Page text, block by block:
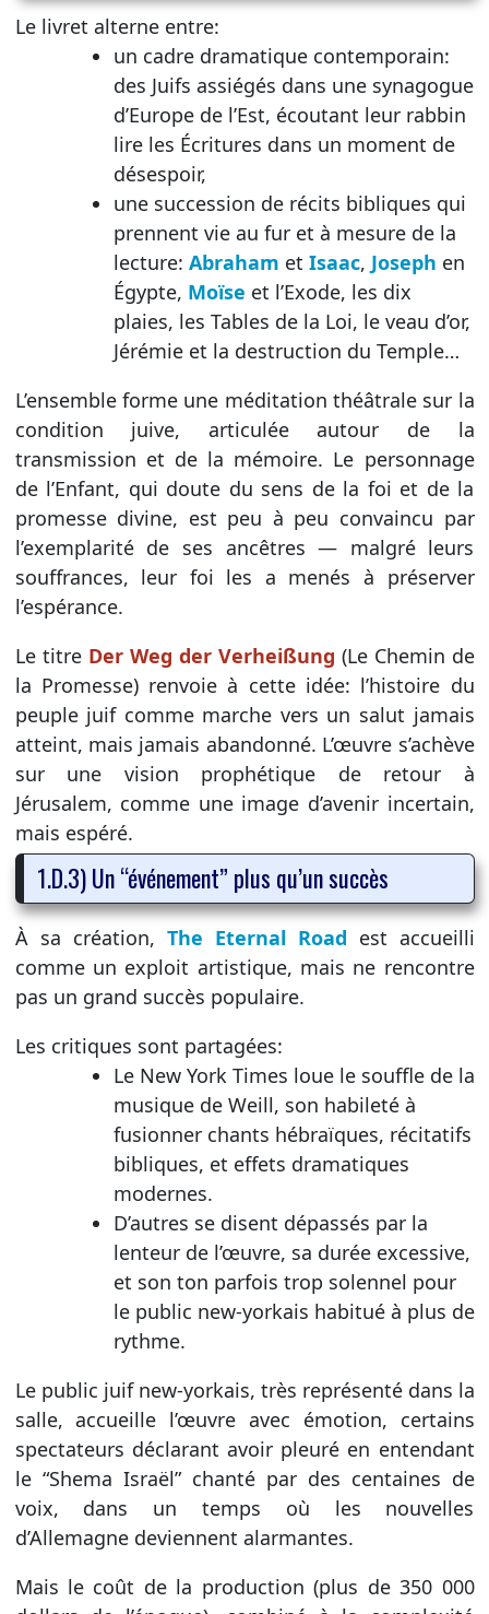
Le livret alterne entre:
un cadre dramatique contemporain:
des Juifs assiégés dans une synagogue
d’Europe de l’Est, écoutant leur rabbin
lire les Écritures dans un moment de
désespoir,
une succession de récits bibliques qui
prennent vie au fur et à mesure de la
lecture: Abraham et Isaac, Joseph en
Égypte, Moïse et l’Exode, les dix
plaies, les Tables de la Loi, le veau d’or,
Jérémie et la destruction du Temple…
L’ensemble forme une méditation théâtrale sur la
condition juive, articulée autour de la
transmission et de la mémoire. Le personnage
de l’Enfant, qui doute du sens de la foi et de la
promesse divine, est peu à peu convaincu par
l’exemplarité de ses ancêtres — malgré leurs
souffrances, leur foi les a menés à préserver
l’espérance.
Le titre Der Weg der Verheißung (Le Chemin de
la Promesse) renvoie à cette idée: l’histoire du
peuple juif comme marche vers un salut jamais
atteint, mais jamais abandonné. L’œuvre s’achève
sur une vision prophétique de retour à
Jérusalem, comme une image d’avenir incertain,
mais espéré.
1.D.3) Un “événement” plus qu’un succès
À sa création, The Eternal Road est accueilli
comme un exploit artistique, mais ne rencontre
pas un grand succès populaire.
Les critiques sont partagées:
Le New York Times loue le souffle de la
musique de Weill, son habileté à
fusionner chants hébraïques, récitatifs
bibliques, et effets dramatiques
modernes.
D’autres se disent dépassés par la
lenteur de l’œuvre, sa durée excessive,
et son ton parfois trop solennel pour
le public new-yorkais habitué à plus de
rythme.
Le public juif new-yorkais, très représenté dans la
salle, accueille l’œuvre avec émotion, certains
spectateurs déclarant avoir pleuré en entendant
le “Shema Israël” chanté par des centaines de
voix, dans un temps où les nouvelles
d’Allemagne deviennent alarmantes.
Mais le coût de la production (plus de 350 000